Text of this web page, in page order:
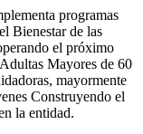
programas
Bienestar de las
el próximo
Mayores de 60
mayormente
Construyendo el
la entidad.